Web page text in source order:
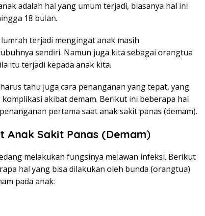
adalah hal yang umum terjadi, biasanya hal ini
18 bulan.
terjadi mengingat anak masih
sendiri. Namun juga kita sebagai orangtua
itu terjadi kepada anak kita.
tahu juga cara penanganan yang tepat, yang
akibat demam. Berikut ini beberapa hal
pertama saat anak sakit panas (demam).
Anak Sakit Panas (Demam)
melakukan fungsinya melawan infeksi. Berikut
hal yang bisa dilakukan oleh bunda (orangtua)
pada anak: